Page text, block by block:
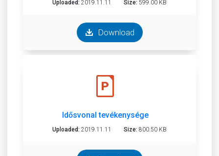
Uploaded: 2019.11.11 Size: 599.00 KB
Download
Idősvonal tevékenysége
Uploaded: 2019.11.11 Size: 800.50 KB